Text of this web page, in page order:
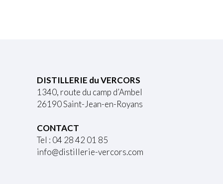
DISTILLERIE du VERCORS
1340, route du camp d’Ambel
26190 Saint-Jean-en-Royans
CONTACT
Tel : 04 28 42 01 85
info@distillerie-vercors.com